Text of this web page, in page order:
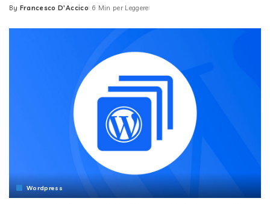
Posted
By Francesco D'Accico 6 Min per Leggere
Wordpress